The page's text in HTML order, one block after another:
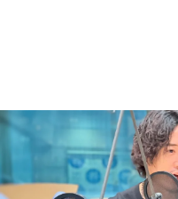
お知らせ
イベント・グッズ
YouTube
会社情報